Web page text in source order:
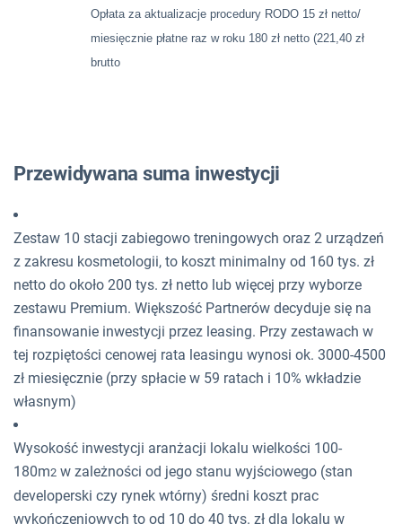
Opłata za aktualizacje procedury RODO 15 zł netto/
miesięcznie płatne raz w roku 180 zł netto (221,40 zł
brutto
Przewidywana suma inwestycji
Zestaw 10 stacji zabiegowo treningowych oraz 2 urządzeń
z zakresu kosmetologii, to koszt minimalny od 160 tys. zł
netto do około 200 tys. zł netto lub więcej przy wyborze
zestawu Premium. Większość Partnerów decyduje się na
finansowanie inwestycji przez leasing. Przy zestawach w
tej rozpiętości cenowej rata leasingu wynosi ok. 3000-4500
zł miesięcznie (przy spłacie w 59 ratach i 10% wkładzie
własnym)
Wysokość inwestycji aranżacji lokalu wielkości 100-
180m2 w zależności od jego stanu wyjściowego (stan
developerski czy rynek wtórny) średni koszt prac
wykończeniowych to od 10 do 40 tys. zł dla lokalu w